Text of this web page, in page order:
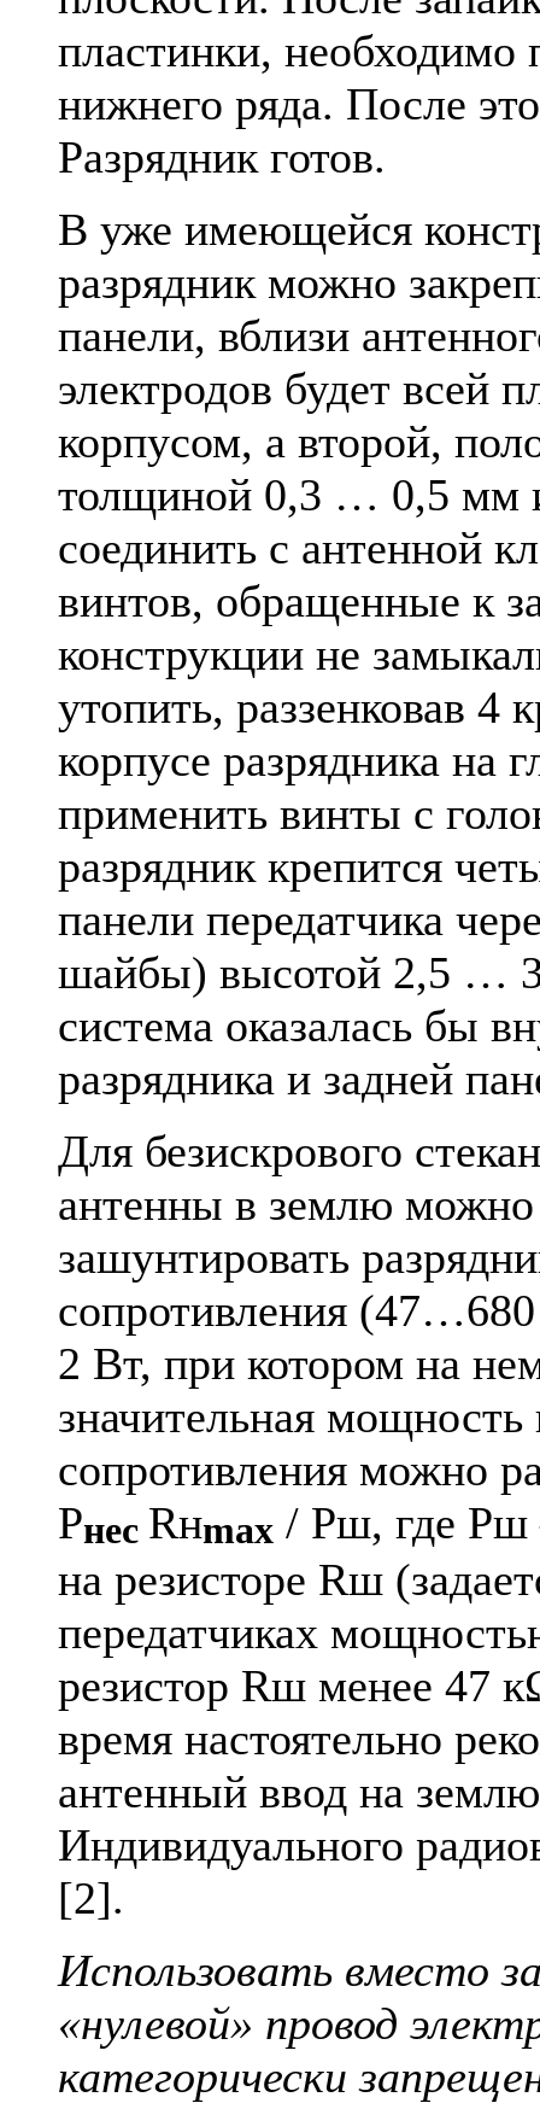
пластинки, необходимо
нижнего ряда. После
Разрядник готов.
В уже имеющейся
разрядник можно
панели, вблизи
электродов будет всей
корпусом, а второй,
толщиной 0,3 … 0,5 мм
соединить с антенной
винтов, обращенные к
конструкции не
утопить, раззенковав 4
корпусе разрядника
применить винты с
разрядник крепится
панели передатчика
шайбы) высотой 2,5 … 3
система оказалась бы
разрядника и задней
Для безискрового
антенны в землю можно
зашунтировать
сопротивления
2 Вт, при котором на
значительная мощность
сопротивления можно
Pнес Rнmax / Pш, где Pш
на резисторе Rш
передатчиках
резистор Rш менее 47
время настоятельно
антенный ввод на
Индивидуального
[2].
Использовать вместо
«нулевой» провод
категорически